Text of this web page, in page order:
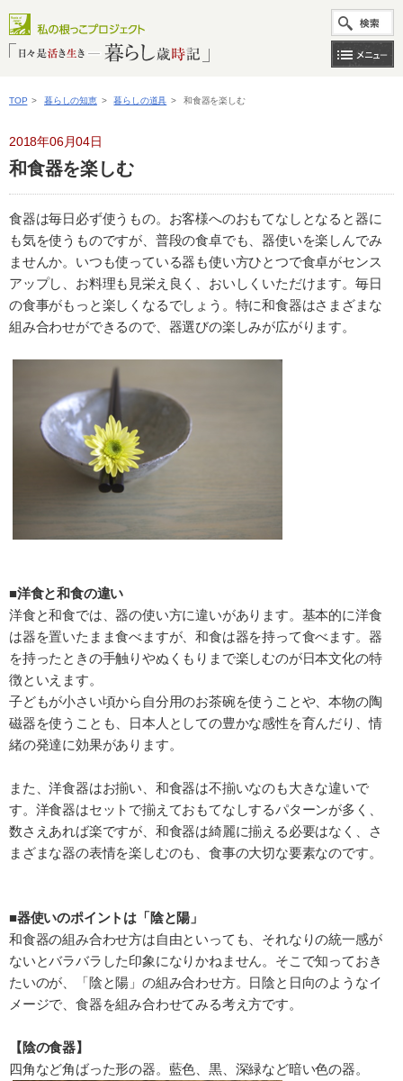
TOP > 暮らしの知恵 > 暮らしの道具 > 和食器を楽しむ
2018年06月04日
和食器を楽しむ
食器は毎日必ず使うもの。お客様へのおもてなしとなると器に
も気を使うものですが、普段の食卓でも、器使いを楽しんでみ
ませんか。いつも使っている器も使い方ひとつで食卓がセンス
アップし、お料理も見栄え良く、おいしくいただけます。毎日
の食事がもっと楽しくなるでしょう。特に和食器はさまざまな
組み合わせができるので、器選びの楽しみが広がります。
■洋食と和食の違い
洋食と和食では、器の使い方に違いがあります。基本的に洋食
は器を置いたまま食べますが、和食は器を持って食べます。器
を持ったときの手触りやぬくもりまで楽しむのが日本文化の特
徴といえます。
子どもが小さい頃から自分用のお茶碗を使うことや、本物の陶
磁器を使うことも、日本人としての豊かな感性を育んだり、情
緒の発達に効果があります。
また、洋食器はお揃い、和食器は不揃いなのも大きな違いで
す。洋食器はセットで揃えておもてなしするパターンが多く、
数さえあれば楽ですが、和食器は綺麗に揃える必要はなく、さ
まざまな器の表情を楽しむのも、食事の大切な要素なのです。
■器使いのポイントは「陰と陽」
和食器の組み合わせ方は自由といっても、それなりの統一感が
ないとバラバラした印象になりかねません。そこで知っておき
たいのが、「陰と陽」の組み合わせ方。日陰と日向のようなイ
メージで、食器を組み合わせてみる考え方です。
【陰の食器】
四角など角ばった形の器。藍色、黒、深緑など暗い色の器。